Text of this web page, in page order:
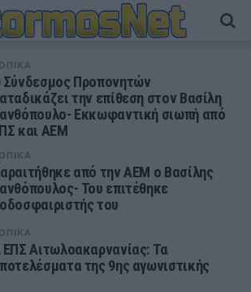
Σύνδεσμος Προπονητών
την επίθεση στον Βασίλη
Εκκωφαντική σιωπή από
και ΑΕΜ
από την ΑΕΜ ο Βασίλης
Του επιτέθηκε
του
Αιτωλοακαρνανίας: Τα
της 9ης αγωνιστικής